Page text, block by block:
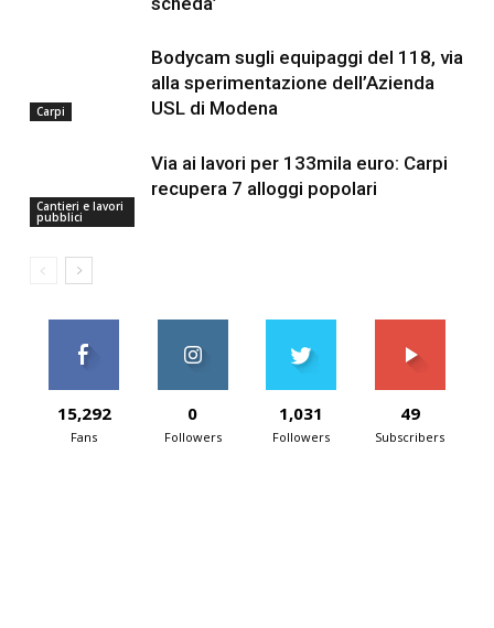
Carpi
Bodycam sugli equipaggi del 118, via
alla sperimentazione dell’Azienda
USL di Modena
Cantieri e lavori
pubblici
Via ai lavori per 133mila euro: Carpi
recupera 7 alloggi popolari
15,292
Fans
0
Followers
1,031
Followers
49
Subscribers